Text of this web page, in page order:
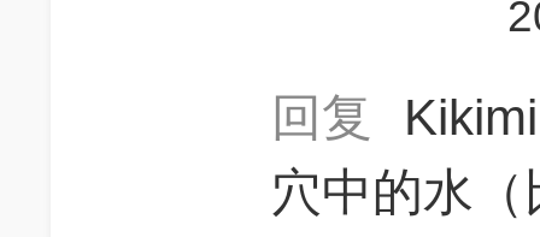
回复
穴中的水